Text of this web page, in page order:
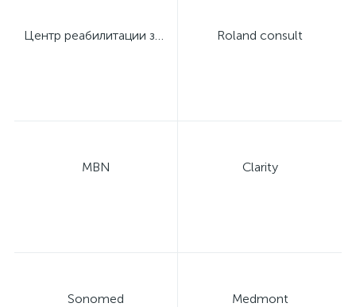
Центр реабилитации зрения профессора Дембского Roland consult
MBN Clarity
Sonomed Medmont